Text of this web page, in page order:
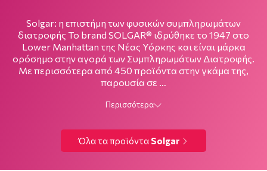
Solgar: η επιστήμη των φυσικών συμπληρωμάτων
διατροφής Το brand SOLGAR® ιδρύθηκε το 1947 στο
Lower Manhattan της Νέας Υόρκης και είναι μάρκα
ορόσημο στην αγορά των Συμπληρωμάτων Διατροφής.
Με περισσότερα από 450 προϊόντα στην γκάμα της,
παρουσία σε …
Περισσότερα
Όλα τα προϊόντα Solgar